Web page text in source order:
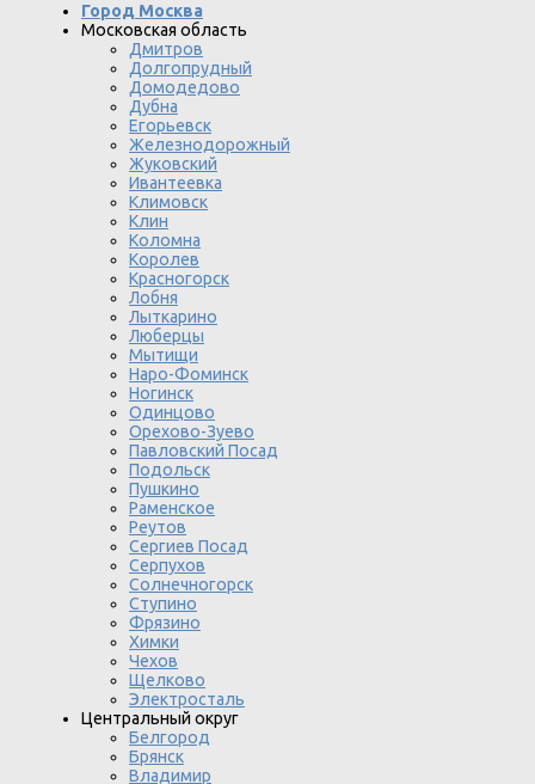
Город Москва
Московская область
Дмитров
Долгопрудный
Домодедово
Дубна
Егорьевск
Железнодорожный
Жуковский
Ивантеевка
Климовск
Клин
Коломна
Королев
Красногорск
Лобня
Лыткарино
Люберцы
Мытищи
Наро-Фоминск
Ногинск
Одинцово
Орехово-Зуево
Павловский Посад
Подольск
Пушкино
Раменское
Реутов
Сергиев Посад
Серпухов
Солнечногорск
Ступино
Фрязино
Химки
Чехов
Щелково
Электросталь
Центральный округ
Белгород
Брянск
Владимир